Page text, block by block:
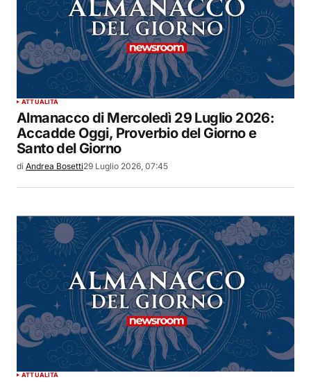
ATTUALITÀ
Almanacco di Mercoledì 29 Luglio 2026:
Accadde Oggi, Proverbio del Giorno e
Santo del Giorno
di Andrea Bosetti29 Luglio 2026, 07:45
ATTUALITÀ